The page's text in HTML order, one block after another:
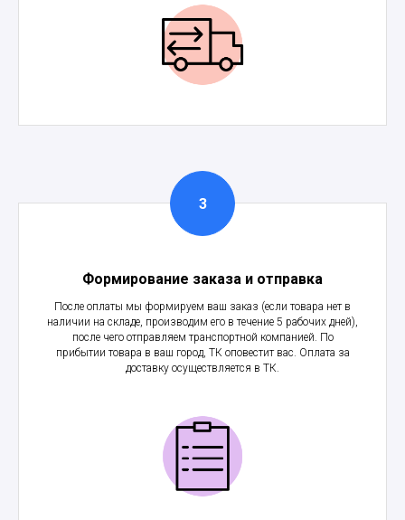
Формирование заказа и отправка
После оплаты мы формируем ваш заказ (если товара нет в
наличии на складе, производим его в течение 5 рабочих дней),
после чего отправляем транспортной компанией. По
прибытии товара в ваш город, ТК оповестит вас. Оплата за
доставку осуществляется в ТК.